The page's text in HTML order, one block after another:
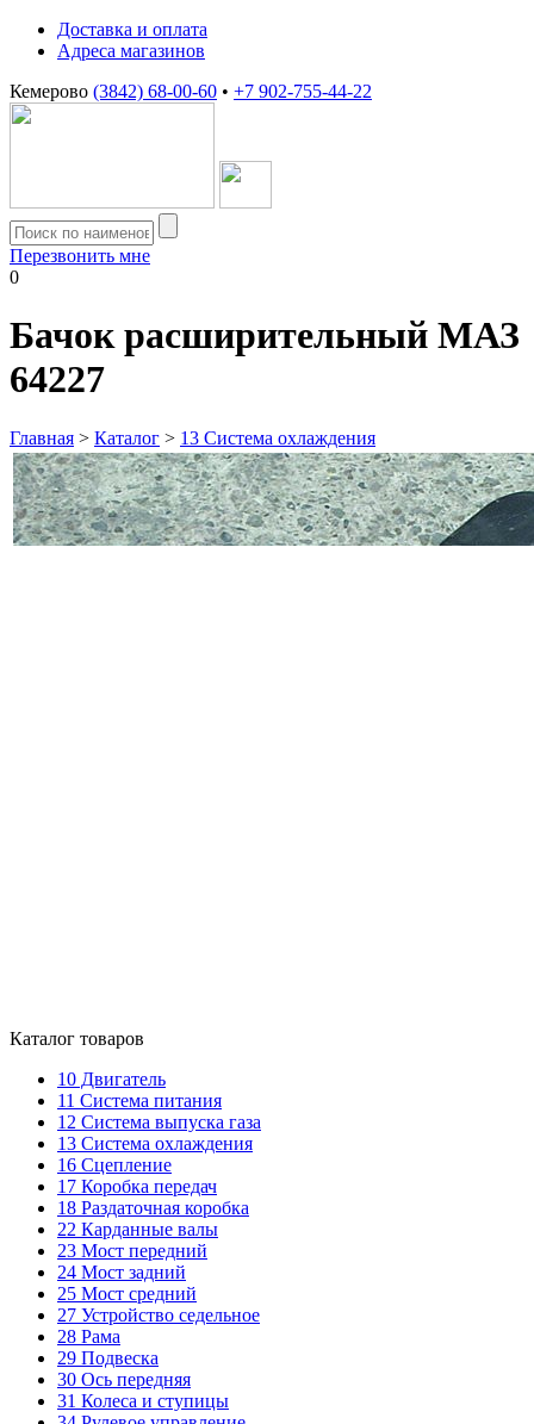
Доставка и оплата
Адреса магазинов
Кемерово (3842) 68-00-60 • +7 902-755-44-22
Перезвонить мне
0
Бачок расширительный МАЗ
64227
Главная > Каталог > 13 Система охлаждения
Каталог товаров
10 Двигатель
11 Система питания
12 Система выпуска газа
13 Система охлаждения
16 Сцепление
17 Коробка передач
18 Раздаточная коробка
22 Карданные валы
23 Мост передний
24 Мост задний
25 Мост средний
27 Устройство седельное
28 Рама
29 Подвеска
30 Ось передняя
31 Колеса и ступицы